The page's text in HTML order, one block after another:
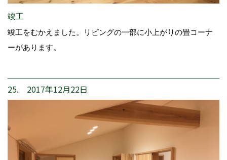
竣工
竣工をむかえました。リビングの一部に小上がりの畳コーナ
ーがあります。
25. 2017年12月22日